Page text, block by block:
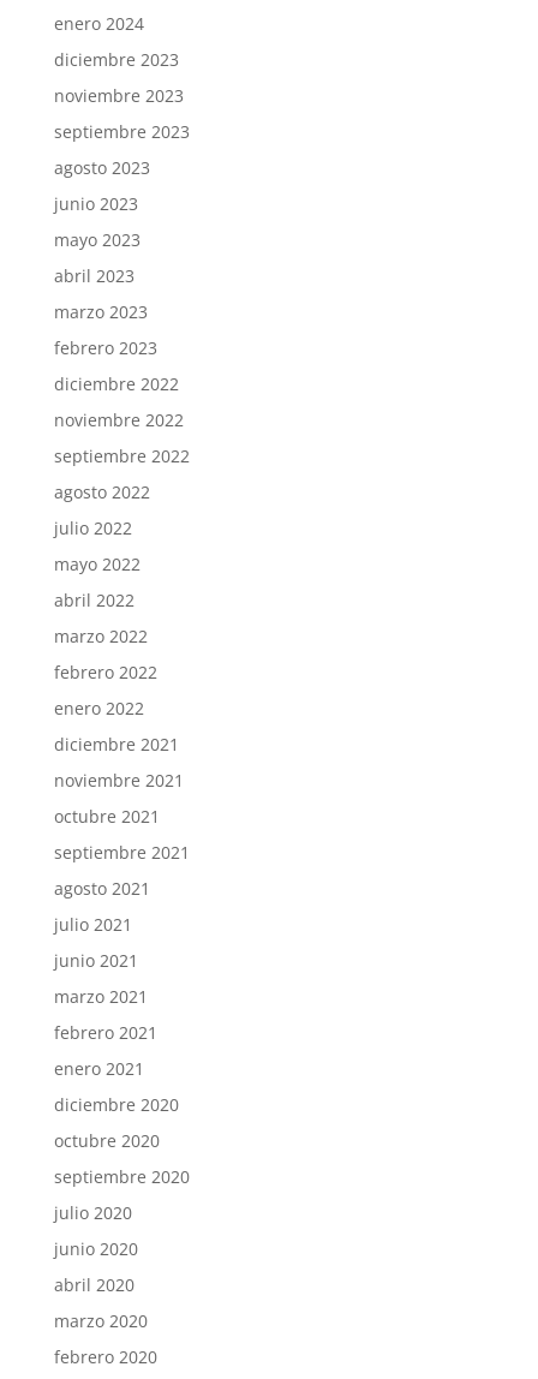
enero 2024
diciembre 2023
noviembre 2023
septiembre 2023
agosto 2023
junio 2023
mayo 2023
abril 2023
marzo 2023
febrero 2023
diciembre 2022
noviembre 2022
septiembre 2022
agosto 2022
julio 2022
mayo 2022
abril 2022
marzo 2022
febrero 2022
enero 2022
diciembre 2021
noviembre 2021
octubre 2021
septiembre 2021
agosto 2021
julio 2021
junio 2021
marzo 2021
febrero 2021
enero 2021
diciembre 2020
octubre 2020
septiembre 2020
julio 2020
junio 2020
abril 2020
marzo 2020
febrero 2020